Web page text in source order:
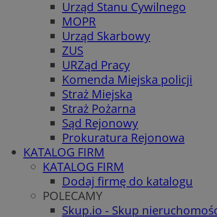
Urząd Stanu Cywilnego
MOPR
Urząd Skarbowy
ZUS
URZąd Pracy
Komenda Miejska policji
Straż Miejska
Straż Pożarna
Sąd Rejonowy
Prokuratura Rejonowa
KATALOG FIRM
KATALOG FIRM
Dodaj firmę do katalogu
POLECAMY
Skup.io - Skup